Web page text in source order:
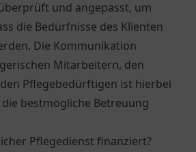
und angepasst, um
die Bedürfnisse des Klienten
Die Kommunikation
Mitarbeitern, den
Pflegebedürftigen ist hierbei
bestmögliche Betreuung
Pflegedienst finanziert?